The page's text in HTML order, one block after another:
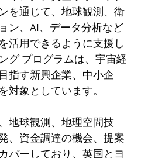
を通じて、地球観測、衛
ン、AI、データ分析など
活用できるように支援し
グ プログラムは、宇宙経
指す新興企業、中小企
象としています。
地球観測、地理空間技
、資金調達の機会、提案
バーしており、英国とヨ